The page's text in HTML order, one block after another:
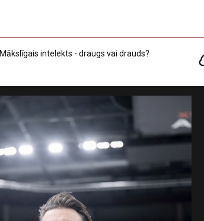
Mākslīgais intelekts - draugs vai drauds?